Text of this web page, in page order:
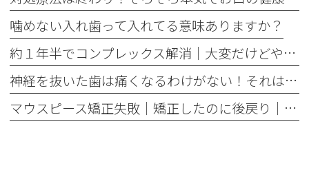
噛めない入れ歯って入れてる意味ありますか？
約１年半でコンプレックス解消｜大変だけどやって良かった歯の矯正治療
神経を抜いた歯は痛くなるわけがない！それは嘘です
マウスピース矯正失敗｜矯正したのに後戻り｜最近よく聞くけどそれってなんで？